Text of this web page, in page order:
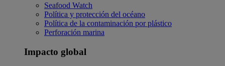
Seafood Watch
Política y protección del océano
Política de la contaminación por plástico
Perforación marina
Impacto global